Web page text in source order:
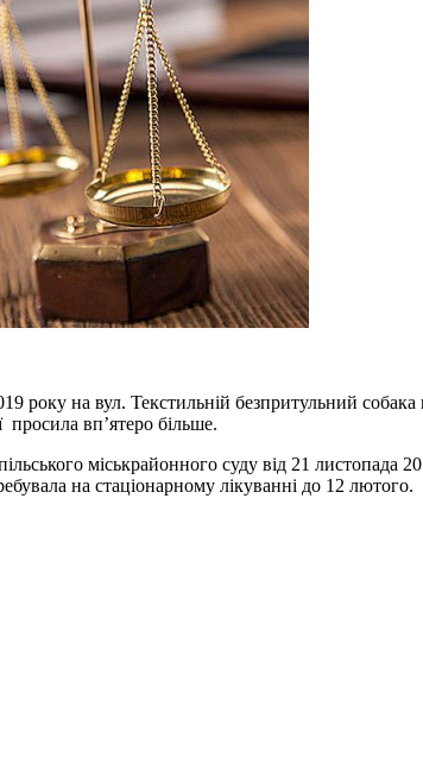
року на вул. Текстильній безпритульний
вп’ятеро більше.
міськрайонного суду від 21 листопада
на стаціонарному лікуванні до 12 лютого.